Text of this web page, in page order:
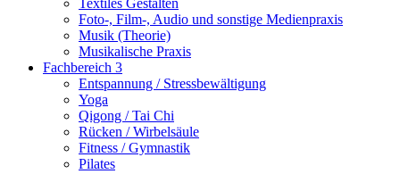
Foto-, Film-, Audio und sonstige Medienpraxis
Musik (Theorie)
Musikalische Praxis
Fachbereich 3
Entspannung / Stressbewältigung
Yoga
Qigong / Tai Chi
Rücken / Wirbelsäule
Fitness / Gymnastik
Pilates